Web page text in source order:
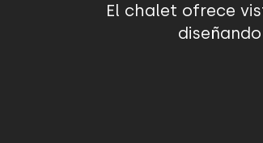
El chalet ofrece